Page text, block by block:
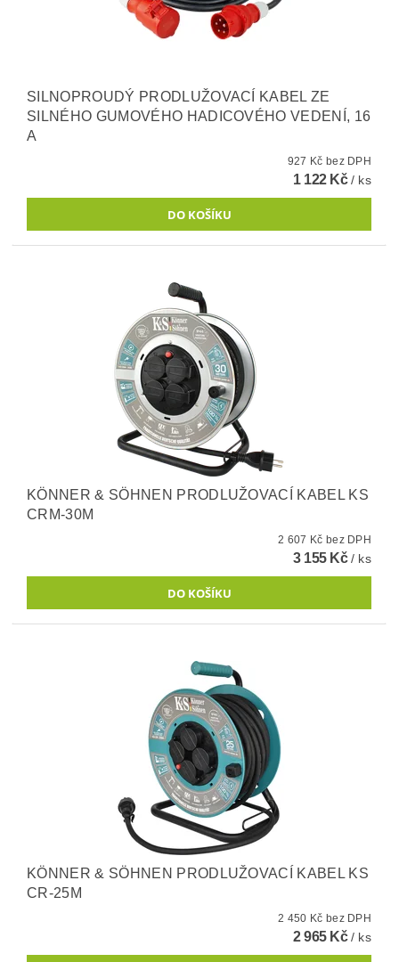
SILNOPROUDÝ PRODLUŽOVACÍ KABEL ZE
SILNÉHO GUMOVÉHO HADICOVÉHO VEDENÍ, 16
A
927 Kč bez DPH
1 122 Kč/ ks
KÖNNER & SÖHNEN PRODLUŽOVACÍ KABEL KS
CRM-30M
2 607 Kč bez DPH
3 155 Kč/ ks
KÖNNER & SÖHNEN PRODLUŽOVACÍ KABEL KS
CR-25M
2 450 Kč bez DPH
2 965 Kč/ ks